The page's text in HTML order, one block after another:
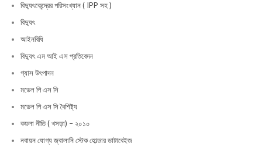
বিদ্যুৎকেন্দ্রের পরিসংখ্যান ( IPP সহ )
বিদ্যুৎ
আইনবিধি
বিদ্যুৎ এম আই এস প্রতিবেদন
গ্যাস উৎপাদন
মডেল পি এস সি
মডেল পি এস সি বৈশিষ্ট্য
কয়লা নীতি ( খসড়া) – ২০১০
নবায়ন যোগ্য জ্বালানি স্টেক হোল্ডার ডাটাবেইজ